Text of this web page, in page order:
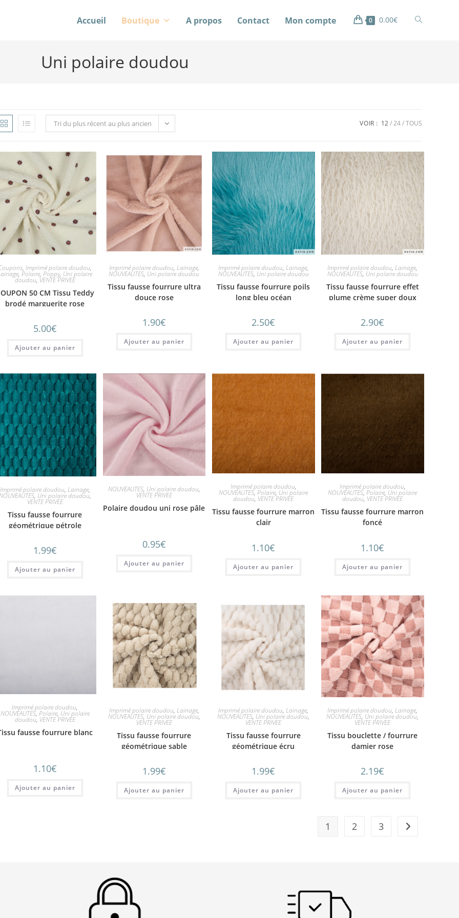
Accueil Boutique A propos Contact Mon compte 0 0.00€
Uni polaire doudou
Tri du plus récent au plus ancien VOIR : 12 24 TOUS
, Imprimé polaire doudou,
,Polaire,Poppy, Uni polaire
doudou, VENTE PRIVEE
50 CM Tissu Teddy
brodé marguerite rose
5.00€
Ajouter au panier
Imprimé polaire doudou, Lainage,
NOUVEAUTES, Uni polaire doudou
Tissu fausse fourrure ultra
douce rose
1.90€
Ajouter au panier
Imprimé polaire doudou,Lainage,
NOUVEAUTES, Uni polaire doudou
Tissu fausse fourrure poils
long bleu océan
2.50€
Ajouter au panier
Imprimé polaire doudou,Lainage,
NOUVEAUTES, Uni polaire doudou
Tissu fausse fourrure effet
plume crème super doux
2.90€
Ajouter au panier
Imprimé polaire doudou, Lainage,
, Uni polaire doudou,
VENTE PRIVEE
Tissu fausse fourrure
géométrique pétrole
1.99€
Ajouter au panier
NOUVEAUTES, Uni polaire doudou,
VENTE PRIVEE
Polaire doudou uni rose pâle
0.95€
Ajouter au panier
Imprimé polaire doudou,
NOUVEAUTES,Polaire, Uni polaire
doudou, VENTE PRIVEE
Tissu fausse fourrure marron
clair
1.10€
Ajouter au panier
Imprimé polaire doudou,
NOUVEAUTES,Polaire, Uni polaire
doudou, VENTE PRIVEE
Tissu fausse fourrure marron
foncé
1.10€
Ajouter au panier
Imprimé polaire doudou,
NOUVEAUTES, Polaire, Uni polaire
doudou, VENTE PRIVEE
fausse fourrure blanc
1.10€
Ajouter au panier
Imprimé polaire doudou, Lainage,
NOUVEAUTES, Uni polaire doudou,
VENTE PRIVEE
Tissu fausse fourrure
géométrique sable
1.99€
Ajouter au panier
Imprimé polaire doudou,Lainage,
NOUVEAUTES, Uni polaire doudou,
VENTE PRIVEE
Tissu fausse fourrure
géométrique écru
1.99€
Ajouter au panier
Imprimé polaire doudou,Lainage,
NOUVEAUTES, Uni polaire doudou,
VENTE PRIVEE
Tissu bouclette / fourrure
damier rose
2.19€
Ajouter au panier
1 2 3